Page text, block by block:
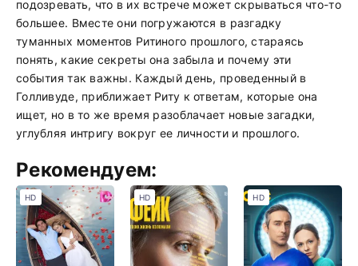
подозревать, что в их встрече может скрываться что-то
большее. Вместе они погружаются в разгадку
туманных моментов Ритиного прошлого, стараясь
понять, какие секреты она забыла и почему эти
события так важны. Каждый день, проведенный в
Голливуде, приближает Риту к ответам, которые она
ищет, но в то же время разоблачает новые загадки,
углубляя интригу вокруг ее личности и прошлого.
Рекомендуем:
HD HD HD